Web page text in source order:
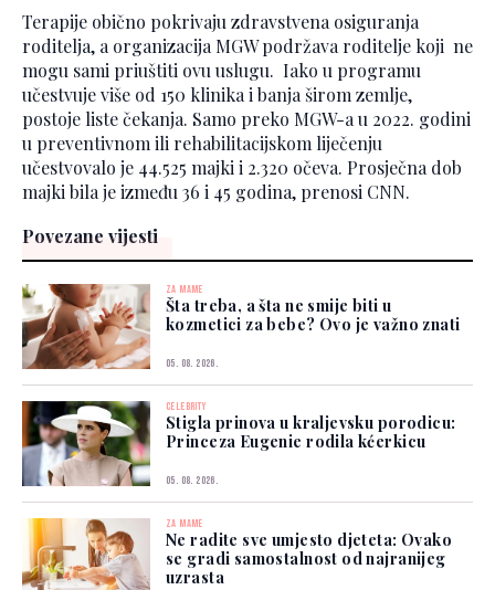
Terapije obično pokrivaju zdravstvena osiguranja
roditelja, a organizacija MGW podržava roditelje koji ne
mogu sami priuštiti ovu uslugu. Iako u programu
učestvuje više od 150 klinika i banja širom zemlje,
postoje liste čekanja. Samo preko MGW-a u 2022. godini
u preventivnom ili rehabilitacijskom liječenju
učestvovalo je 44.525 majki i 2.320 očeva. Prosječna dob
majki bila je između 36 i 45 godina, prenosi CNN.
Povezane vijesti
ZA MAME
Šta treba, a šta ne smije biti u
kozmetici za bebe? Ovo je važno znati
05. 08. 2026.
CELEBRITY
Stigla prinova u kraljevsku porodicu:
Princeza Eugenie rodila kćerkicu
05. 08. 2026.
ZA MAME
Ne radite sve umjesto djeteta: Ovako
se gradi samostalnost od najranijeg
uzrasta